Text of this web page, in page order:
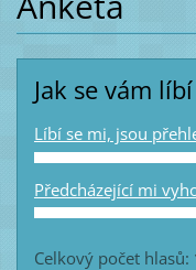
Jak se vám
Líbí se mi, jsou
Předcházející mi
Celkový počet hlasů: